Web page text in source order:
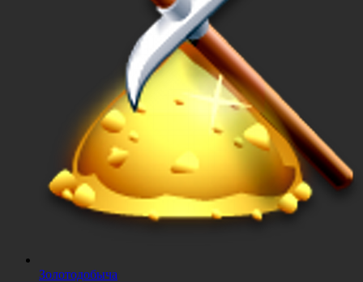
Золотодобыча